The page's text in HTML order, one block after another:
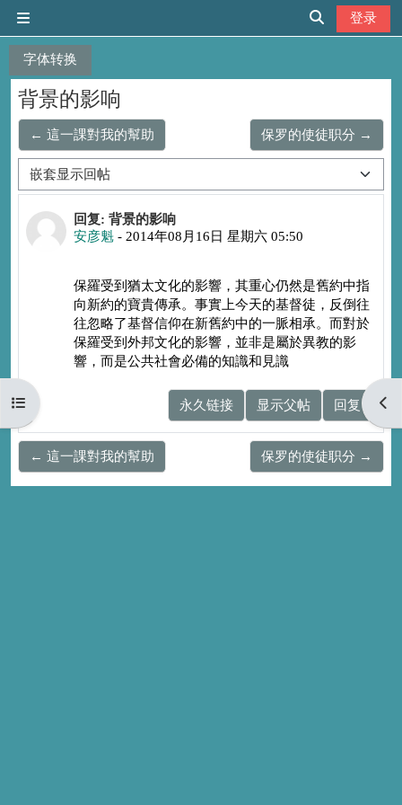
字体转换
切换搜索输入
登录
打开课程索引 打
背景的影响
← 這一課對我的幫助 保罗的使徒职分 →
显示模式
回复: 背景的影响
安彦魁 - 2014年08月16日 星期六 05:50
回帖数：0
保羅受到猶太文化的影響，其重心仍然是舊約中指
向新約的寶貴傳承。事實上今天的基督徒，反倒往
往忽略了基督信仰在新舊約中的一脈相承。而對於
保羅受到外邦文化的影響，並非是屬於異教的影
響，而是公共社會必備的知識和見識
永久链接 显示父帖 回复
← 這一課對我的幫助 保罗的使徒职分 →